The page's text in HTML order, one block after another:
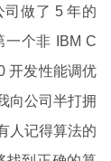
司做了 5 年的
一个非 IBM C
开发性能调优
向公司半打拥
人记得算法的